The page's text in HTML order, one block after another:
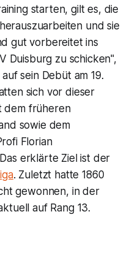
starten, gilt es, die
und sie
gut vorbereitet ins
Duisburg zu schicken",
sein Debüt am 19.
sich vor dieser
dem früheren
sowie dem
Florian
erklärte Ziel ist der
. Zuletzt hatte 1860
gewonnen, in der
auf Rang 13.